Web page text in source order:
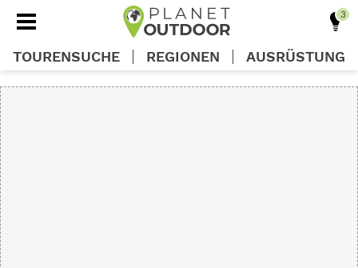
TOURENSUCHE REGIONEN AUSRÜSTUNG